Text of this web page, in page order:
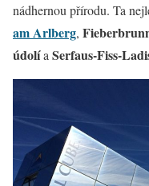
nádhernou přírodu. Ta
am Arlberg,
údolíaSerfaus-Fiss-